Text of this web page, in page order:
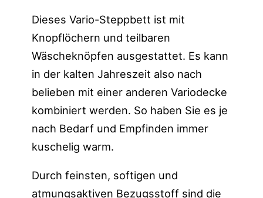
Dieses Vario-Steppbett ist mit
Knopflöchern und teilbaren
Wäscheknöpfen ausgestattet. Es kann
in der kalten Jahreszeit also nach
belieben mit einer anderen Variodecke
kombiniert werden. So haben Sie es je
nach Bedarf und Empfinden immer
kuschelig warm.
Durch feinsten, softigen und
atmungsaktiven Bezugsstoff sind die